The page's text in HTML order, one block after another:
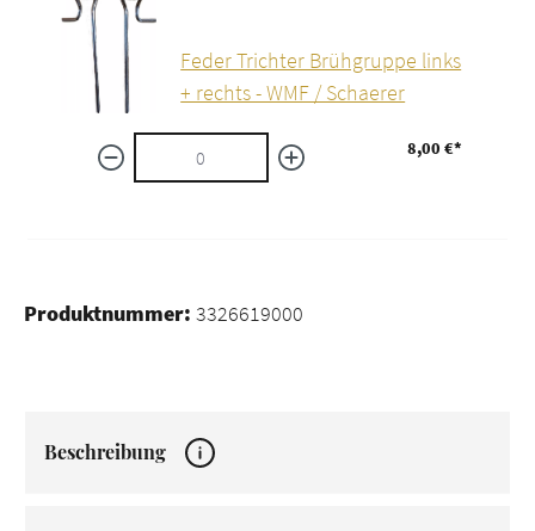
Feder Trichter Brühgruppe links
+ rechts - WMF / Schaerer
8,00 €*
Produktnummer: 3326619000
Beschreibung